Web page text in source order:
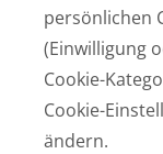
persönlichen
(Einwilligung
Cookie-
Cookie-
ändern.